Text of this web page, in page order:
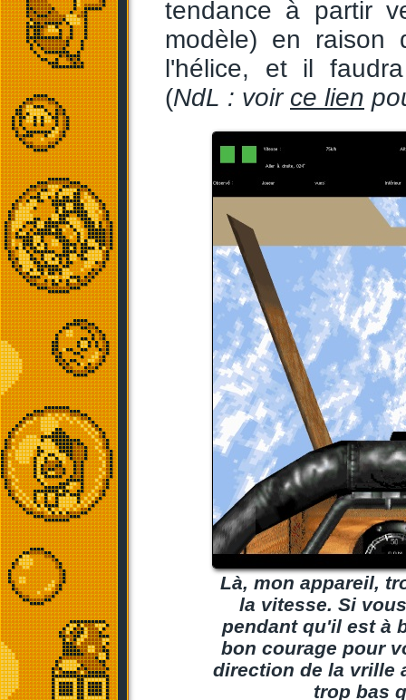
tendance à partir
modèle) en raison
l'hélice, et il
(NdL : voir ce lien
Là, mon appareil,
la vitesse. Si
pendant qu'il est à
bon courage pour
direction de la vrille
trop bas